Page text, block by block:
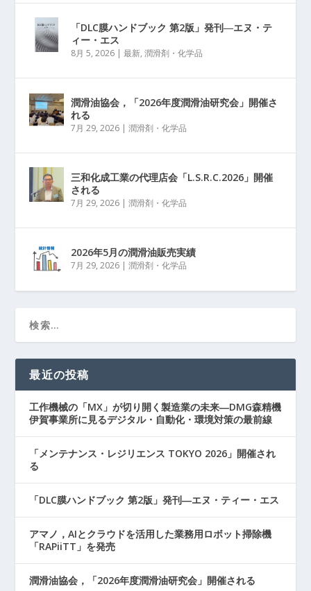
「DLC膜ハンドブック 第2版」発刊―エヌ・テ
ィー・エス
8月 5, 2026 |最新,潤滑剤・化学品
潤滑油協会，「2026年度潤滑油研究会」開催さ
れる
7月 29, 2026 |潤滑剤・化学品
三和化成工業の代理店会「L.S.R.C.2026」開催
される
7月 29, 2026 |潤滑剤・化学品
2026年5月の潤滑油販売実績
7月 29, 2026 |潤滑剤・化学品
最近の投稿
工作機械の「MX」が切り開く製造業の未来―DMG森精機
伊賀事業所に見るデジタル・自動化・環境対策の最前線
「メンテナンス・レジリエンス TOKYO 2026」開催され
る
「DLC膜ハンドブック 第2版」発刊―エヌ・ティー・エス
アマノ，AIとクラウドを活用した業務用ロボット掃除機
「RAPiiTT」を発売
潤滑油協会，「2026年度潤滑油研究会」開催される